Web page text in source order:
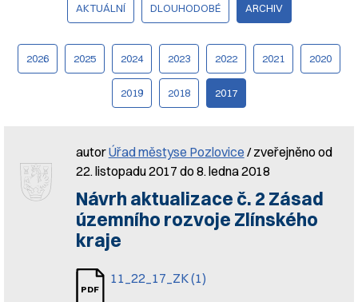
AKTUÁLNÍ DLOUHODOBÉ ARCHIV
2026 2025 2024 2023 2022 2021 2020
2019 2018 2017
autorÚřad městyse Pozlovice / zveřejněno od
22. listopadu 2017 do 8. ledna 2018
Návrh aktualizace č. 2 Zásad
územního rozvoje Zlínského
kraje
11_22_17_ZK (1)